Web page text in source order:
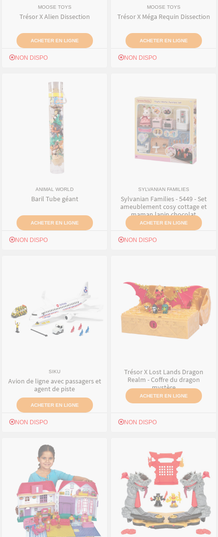
MOOSE TOYS
Trésor X Alien Dissection
ACHETER EN LIGNE
NON DISPO
MOOSE TOYS
Trésor X Méga Requin Dissection
ACHETER EN LIGNE
NON DISPO
ANIMAL WORLD
Baril Tube géant
ACHETER EN LIGNE
NON DISPO
SYLVANIAN FAMILIES
Sylvanian Families - 5449 - Set
ameublement cosy cottage et
maman lapin chocolat
ACHETER EN LIGNE
NON DISPO
SIKU
Avion de ligne avec passagers et
agent de piste
ACHETER EN LIGNE
NON DISPO
Trésor X Lost Lands Dragon
Realm - Coffre du dragon
mystère
ACHETER EN LIGNE
NON DISPO